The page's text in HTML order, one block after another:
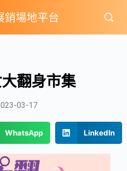
銷場地平台
翻身市集
03-17
WhatsApp LinkedIn